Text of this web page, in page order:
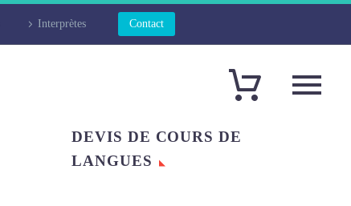
Interprètes Contact
DEVIS DE COURS DE
LANGUES